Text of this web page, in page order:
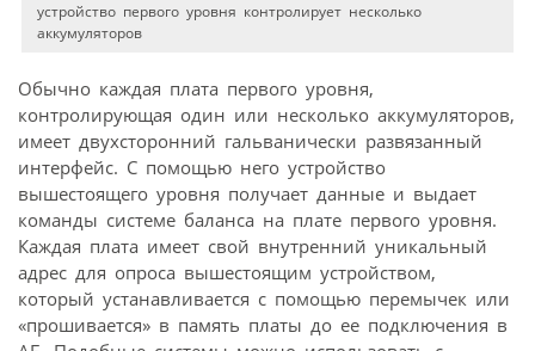
устройство первого уровня контролирует несколько
аккумуляторов
Обычно каждая плата первого уровня,
контролирующая один или несколько аккумуляторов,
имеет двухсторонний гальванически развязанный
интерфейс. С помощью него устройство
вышестоящего уровня получает данные и выдает
команды системе баланса на плате первого уровня.
Каждая плата имеет свой внутренний уникальный
адрес для опроса вышестоящим устройством,
который устанавливается с помощью перемычек или
«прошивается» в память платы до ее подключения в